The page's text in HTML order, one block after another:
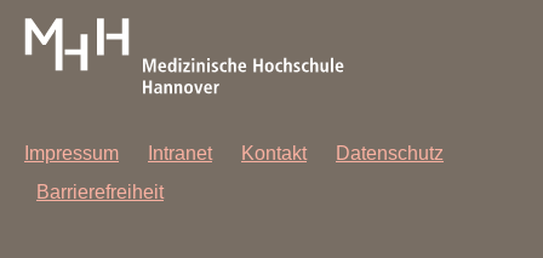
Impressum Intranet Kontakt
Datenschutz
Barrierefreiheit